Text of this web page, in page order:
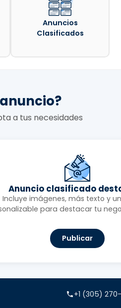
Anuncios
Clasificados
a tus necesidades
Anuncio clasificado
Incluye imágenes, más texto y
para destacar tu
Publicar
+1 (305)